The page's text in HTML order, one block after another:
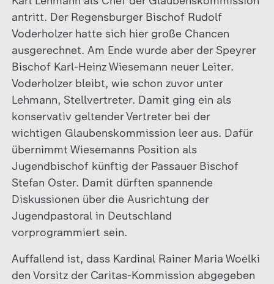
antritt. Der Regensburger Bischof Rudolf
Voderholzer hatte sich hier große Chancen
ausgerechnet. Am Ende wurde aber der Speyrer
Bischof Karl-Heinz Wiesemann neuer Leiter.
Voderholzer bleibt, wie schon zuvor unter
Lehmann, Stellvertreter. Damit ging ein als
konservativ geltender Vertreter bei der
wichtigen Glaubenskommission leer aus. Dafür
übernimmt Wiesemanns Position als
Jugendbischof künftig der Passauer Bischof
Stefan Oster. Damit dürften spannende
Diskussionen über die Ausrichtung der
Jugendpastoral in Deutschland
vorprogrammiert sein.
Auffallend ist, dass Kardinal Rainer Maria Woelki
den Vorsitz der Caritas-Kommission abgegeben